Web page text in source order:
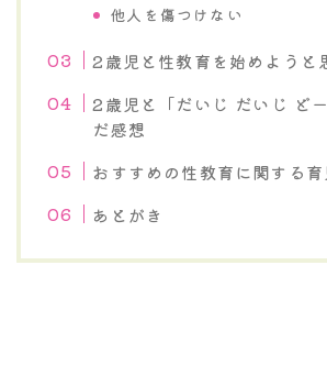
他人を傷つけない
2歳児と性教育を始めようと
2歳児と「だいじ だいじ ど
だ感想
おすすめの性教育に関する育
あとがき